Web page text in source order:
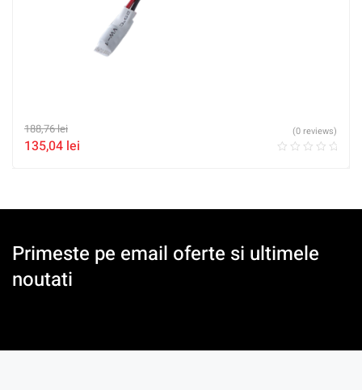
188,76lei
135,04 lei
(0 reviews)
Primeste pe email oferte si ultimele
noutati